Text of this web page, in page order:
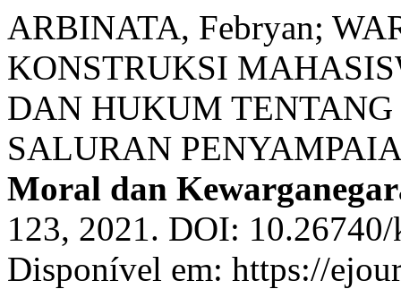
ARBINATA, Febryan;
KONSTRUKSI
DAN HUKUM
SALURAN
Moral dan
123, 2021. DOI:
Disponível em: https://